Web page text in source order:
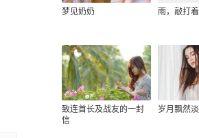
梦见奶奶 雨，敲打着
致连首长及战友的一封
信
岁月飘然